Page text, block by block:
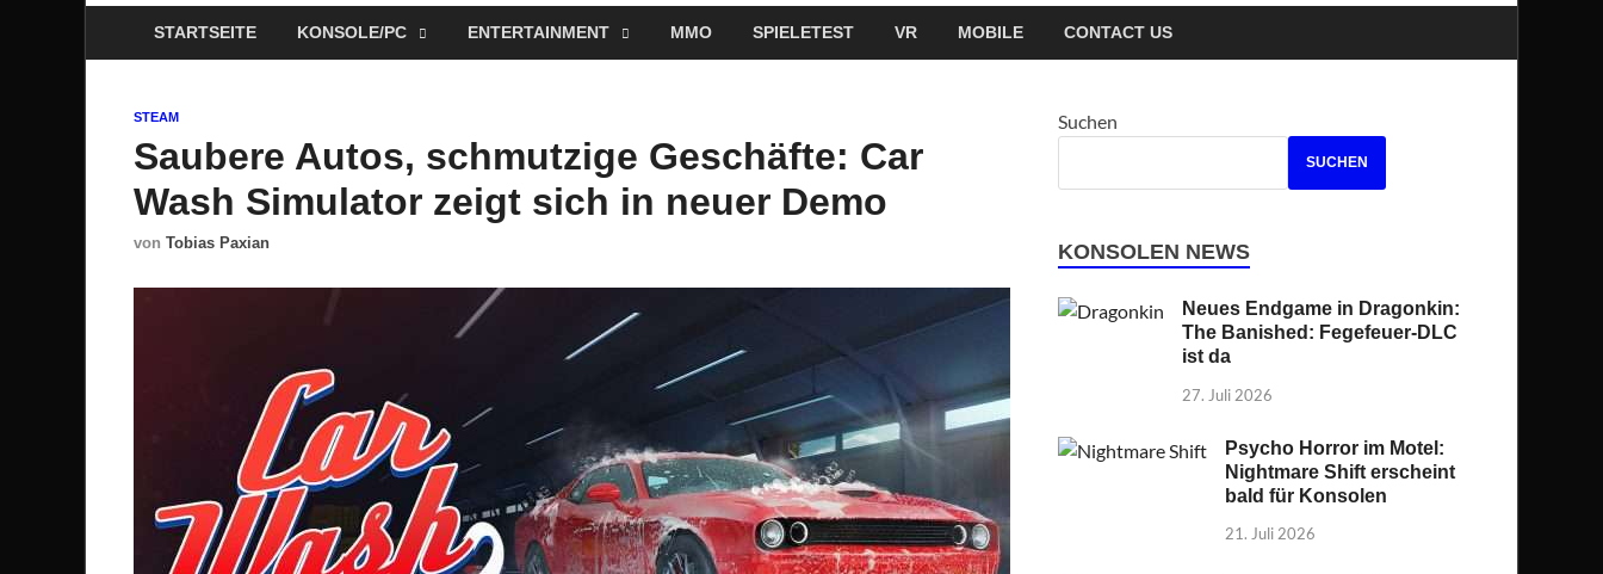
STARTSEITE KONSOLE/PC ENTERTAINMENT MMO SPIELETEST VR MOBILE CONTACT US
STEAM
Saubere Autos, schmutzige Geschäfte: Car
Wash Simulator zeigt sich in neuer Demo
von Tobias Paxian
Suchen
SUCHEN
KONSOLEN NEWS
Neues Endgame in Dragonkin:
The Banished: Fegefeuer-DLC
ist da
27. Juli 2026
Psycho Horror im Motel:
Nightmare Shift erscheint
bald für Konsolen
21. Juli 2026